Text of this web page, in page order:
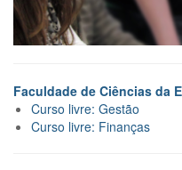
Faculdade de Ciências da
Curso livre: Gestão
Curso livre: Finanças